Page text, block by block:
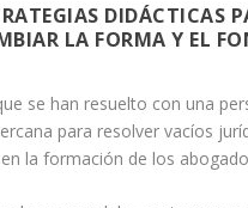
DIDÁCTICAS
LA FORMA Y EL
se han resuelto con una
para resolver vacíos
la formación de los